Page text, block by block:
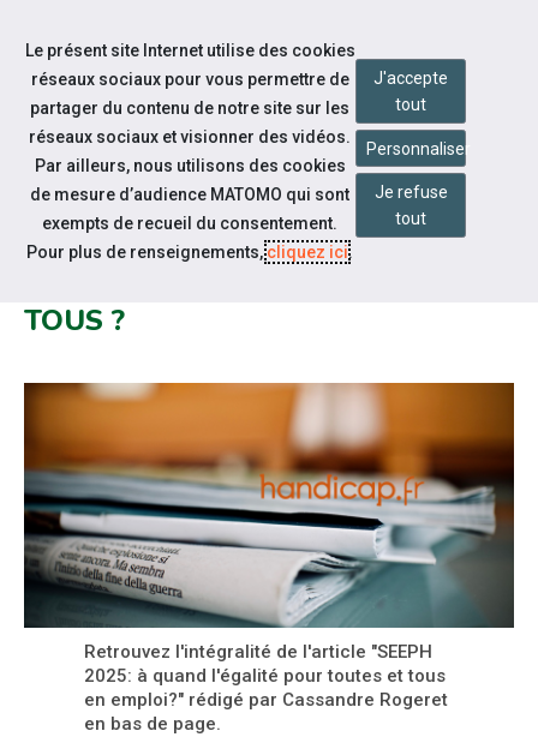
Aller au contenu
Notre actualité
SEEPH 2025 : À QUAND
TOUS ?
Retrouvez l'intégralité de l'article "SEEPH
2025: à quand l'égalité pour toutes et tous
en emploi?" rédigé par Cassandre Rogeret
en bas de page.
Le présent site Internet utilise des cookies
réseaux sociaux pour vous permettre de
partager du contenu de notre site sur les
réseaux sociaux et visionner des vidéos.
Par ailleurs, nous utilisons des cookies
de mesure d’audience MATOMO qui sont
exempts de recueil du consentement.
Pour plus de renseignements,cliquez ici.
J'accepte
tout
Personnaliser
Je refuse
tout